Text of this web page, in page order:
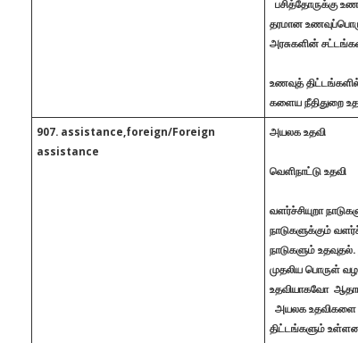
பசித்தோருக்கு
தரமான
அரசுகளின்
உணவுத்
களைய நீதிதுறை
907. assistance,foreign/Foreign
assistance
அயலக உதவி
வெளிநாட்டு உதவி
வளர்ச்சியுறா
நாடுகளுக்கும்
நாடுகளும்
முதலிய பொருள்
உதவியாகவோ
அயலக உதவிகளை
திட்டங்களும்